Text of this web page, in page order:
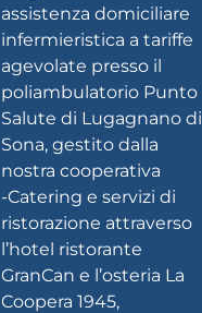
assistenza domiciliare
infermieristica a tariffe
agevolate presso il
poliambulatorio Punto
Salute di Lugagnano di
Sona, gestito dalla
nostra cooperativa
-Catering e servizi di
ristorazione attraverso
l’hotel ristorante
GranCan e l’osteria La
Coopera 1945,